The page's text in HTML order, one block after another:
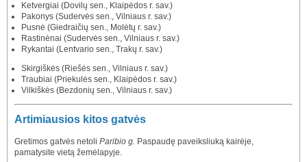
Ketvergiai (Dovilų sen., Klaipėdos r. sav.)
Pakonys (Sudervės sen., Vilniaus r. sav.)
Pusnė (Giedraičių sen., Molėtų r. sav.)
Rastinėnai (Sudervės sen., Vilniaus r. sav.)
Rykantai (Lentvario sen., Trakų r. sav.)
Skirgiškės (Riešės sen., Vilniaus r. sav.)
Traubiai (Priekulės sen., Klaipėdos r. sav.)
Vilkiškės (Bezdonių sen., Vilniaus r. sav.)
Artimiausios kitos gatvės
Gretimos gatvės netoli Paribio g. Paspaudę paveiksliuką kairėje,
pamatysite vietą žemėlapyje.